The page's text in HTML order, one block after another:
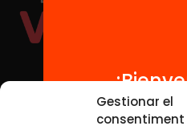
Gestionar el
consentiment
Redes sociales